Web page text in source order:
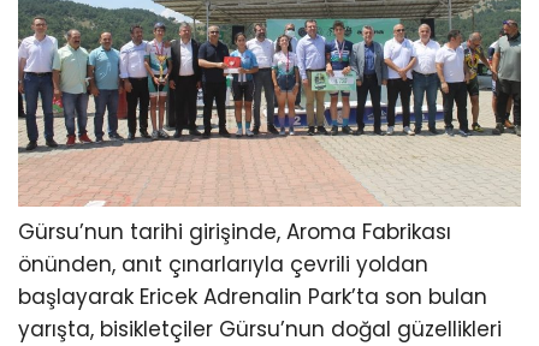
Gürsu’nun tarihi girişinde, Aroma Fabrikası
önünden, anıt çınarlarıyla çevrili yoldan
başlayarak Ericek Adrenalin Park’ta son bulan
yarışta, bisikletçiler Gürsu’nun doğal güzellikleri